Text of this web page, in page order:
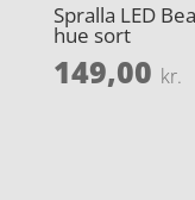
Spralla LED
hue sort
149,00 kr.